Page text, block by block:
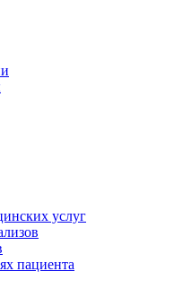
услуг
пациента